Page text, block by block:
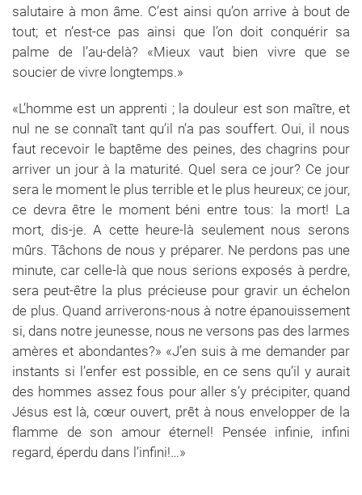
salutaire à mon âme. C’est ainsi qu’on arrive à bout de
tout; et n’est-ce pas ainsi que l’on doit conquérir sa
palme de l’au-delà? «Mieux vaut bien vivre que se
soucier de vivre longtemps.»
«L’homme est un apprenti ; la douleur est son maître, et
nul ne se connaît tant qu’il n’a pas souffert. Oui, il nous
faut recevoir le baptême des peines, des chagrins pour
arriver un jour à la maturité. Quel sera ce jour? Ce jour
sera le moment le plus terrible et le plus heureux; ce jour,
ce devra être le moment béni entre tous: la mort! La
mort, dis-je. A cette heure-là seulement nous serons
mûrs. Tâchons de nous y préparer. Ne perdons pas une
minute, car celle-là que nous serions exposés à perdre,
sera peut-être la plus précieuse pour gravir un échelon
de plus. Quand arriverons-nous à notre épanouissement
si, dans notre jeunesse, nous ne versons pas des larmes
amères et abondantes?» «J’en suis à me demander par
instants si l’enfer est possible, en ce sens qu’il y aurait
des hommes assez fous pour aller s’y précipiter, quand
Jésus est là, cœur ouvert, prêt à nous envelopper de la
flamme de son amour éternel! Pensée infinie, infini
regard, éperdu dans l’infini!…»